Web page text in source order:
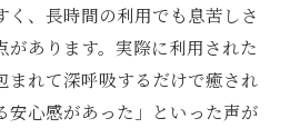
を通じた心身リセットの秘
ウナで心身リセットするた
、長時間の利用でも息苦しさ
があります。実際に利用された
まれて深呼吸するだけで癒され
安心感があった」といった声が